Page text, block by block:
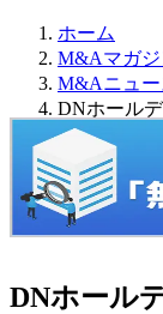
ホーム
M&Aマガジ
M&Aニュー
DNホール
DNホール